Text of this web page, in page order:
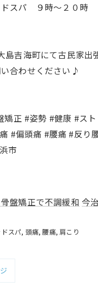
ドスパ ９時〜２０時
吉海町にて古民家出
合わせください♪
矯正 #姿勢 #健康 #ス
#偏頭痛 #腰痛 #反り
市
盤矯正で不調緩和 今
スパ 頭痛 腰痛 肩こり